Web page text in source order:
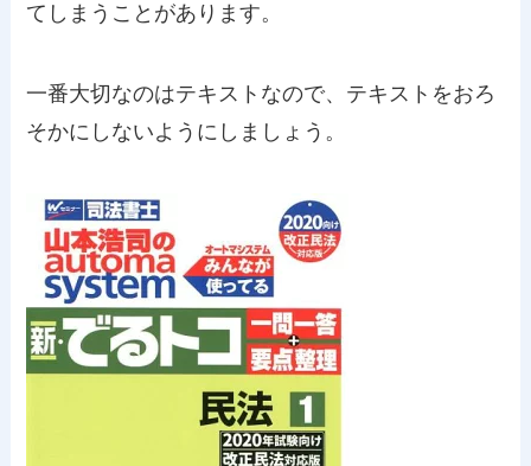
てしまうことがあります。
一番大切なのはテキストなので、テキストをおろ
そかにしないようにしましょう。